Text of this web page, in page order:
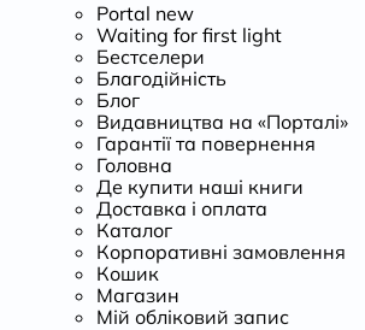
Portal new
Waiting for first light
Бестселери
Благодійність
Блог
Видавництва на «Порталі»
Гарантії та повернення
Головна
Де купити наші книги
Доставка і оплата
Каталог
Корпоративні замовлення
Кошик
Магазин
Мій обліковий запис